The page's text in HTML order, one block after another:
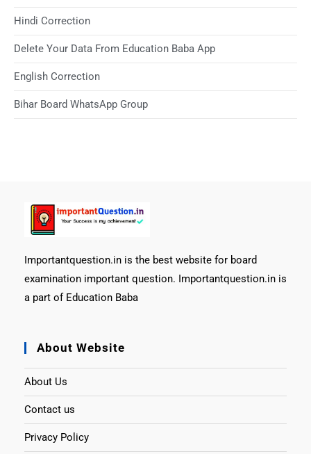
Hindi Correction
Delete Your Data From Education Baba App
English Correction
Bihar Board WhatsApp Group
Importantquestion.in is the best website for board
examination important question. Importantquestion.in is
a part of Education Baba
About Website
About Us
Contact us
Privacy Policy